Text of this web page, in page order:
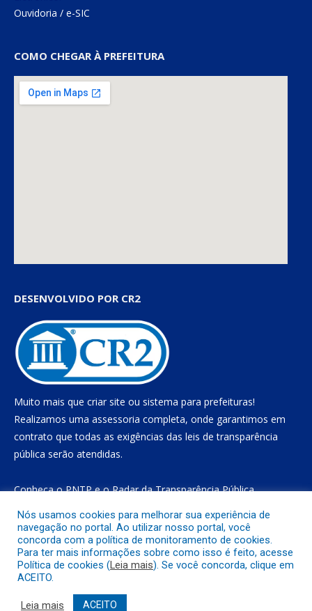
Ouvidoria / e-SIC
COMO CHEGAR À PREFEITURA
DESENVOLVIDO POR CR2
Muito mais que criar site ou sistema para prefeituras!
Realizamos uma assessoria completa, onde garantimos em
contrato que todas as exigências das leis de transparência
pública serão atendidas.
Conheça oPNTPe oRadar da Transparência Pública
Todos os direitos reservados a Prefeitura Municipal de Gurupá
Mapa do Site
Acessar o Webmail
Nós usamos cookies para melhorar sua experiência de
navegação no portal. Ao utilizar nosso portal, você
concorda com a política de monitoramento de cookies.
Para ter mais informações sobre como isso é feito, acesse
Política de cookies (Leia mais). Se você concorda, clique em
ACEITO.
Leia mais ACEITO